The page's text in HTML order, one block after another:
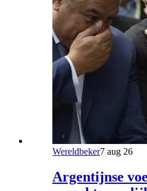
Wereldbeker7 aug 26
Argentijnse